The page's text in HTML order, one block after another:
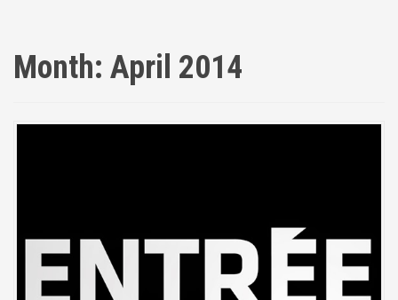
Month: April 2014